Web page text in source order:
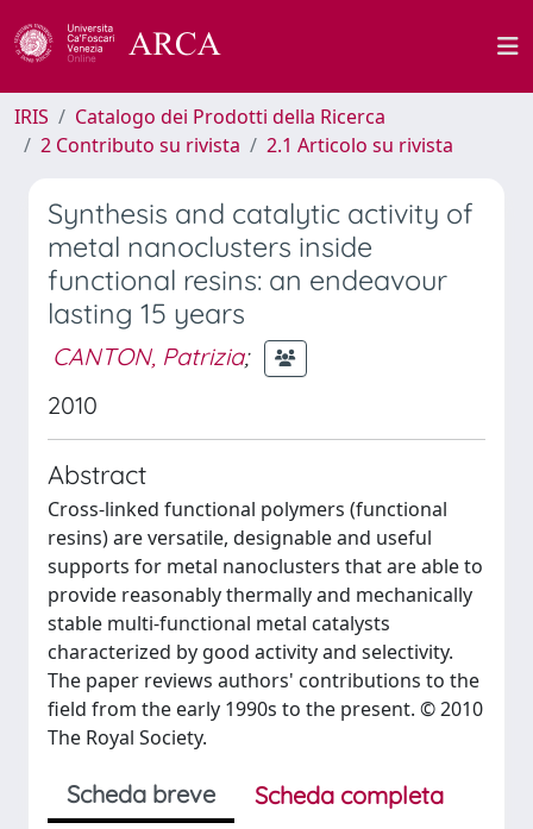
IRIS
Catalogo dei Prodotti della Ricerca
2 Contributo su rivista
2.1 Articolo su rivista
Synthesis and catalytic activity of
metal nanoclusters inside
functional resins: an endeavour
lasting 15 years
CANTON, Patrizia;
2010
Abstract
Cross-linked functional polymers (functional
resins) are versatile, designable and useful
supports for metal nanoclusters that are able to
provide reasonably thermally and mechanically
stable multi-functional metal catalysts
characterized by good activity and selectivity.
The paper reviews authors' contributions to the
field from the early 1990s to the present. © 2010
The Royal Society.
Scheda breve
Scheda completa